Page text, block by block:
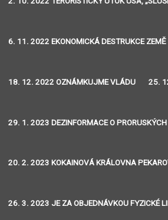
6. 11. 2022 EKONOMICKÁ DESTRUKCE ZEMĚ
18. 12. 2022 OZNÁMKUJME VLÁDU 25.
29. 1. 2023 DEZINFORMACE O PRORUSKÝCH
20. 2. 2023 KOKAINOVÁ KRÁLOVNA
26. 3. 2023 JE ZA OBJEDNÁVKOU FYZICKÉ